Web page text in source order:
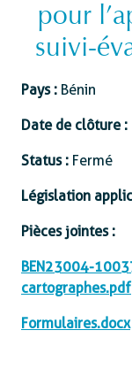
pour
suivi-
Pays : Bénin
Date de clôture :
Status : Fermé
Législation
Pièces jointes :
BEN23004-
cartographes.pdf
Formulaires.docx